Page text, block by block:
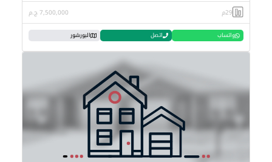
29م 7,500,000 ج.م
واتساب اتصل البورشور